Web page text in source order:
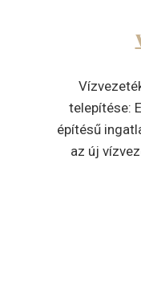
telepítése:
építésű
az új